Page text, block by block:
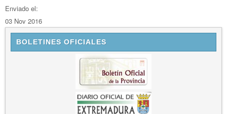
Enviado el:
03 Nov 2016
BOLETINES OFICIALES